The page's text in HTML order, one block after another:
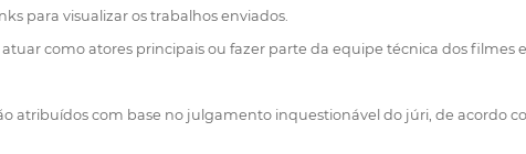
para visualizar os trabalhos enviados.
como atores principais ou fazer parte da equipe técnica dos
atribuídos com base no julgamento inquestionável do júri, de acordo